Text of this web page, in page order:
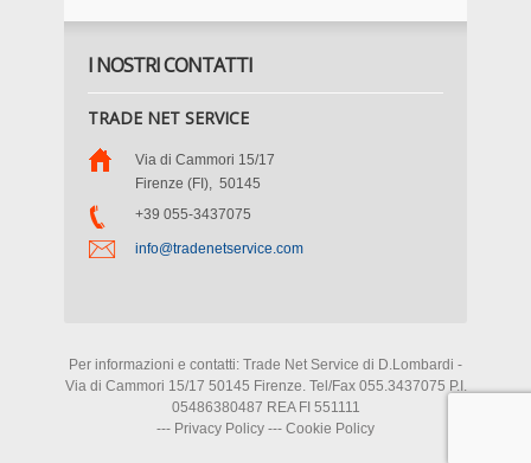
I NOSTRI CONTATTI
TRADE NET SERVICE
Via di Cammori 15/17
Firenze (FI), 50145
+39 055-3437075
info@tradenetservice.com
Per informazioni e contatti: Trade Net Service di D.Lombardi -
Via di Cammori 15/17 50145 Firenze. Tel/Fax 055.3437075 P.I.
05486380487 REA FI 551111
--- Privacy Policy --- Cookie Policy